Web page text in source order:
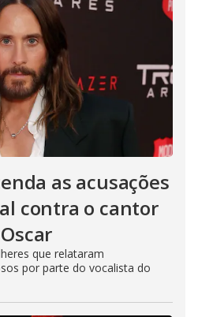
as acusações
contra o cantor
que relataram
por parte do vocalista do